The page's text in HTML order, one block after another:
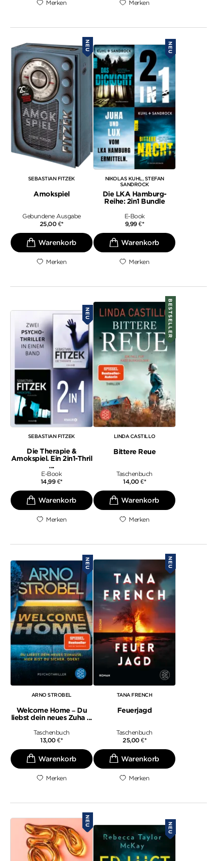
Merken Merken
NEU
SEBASTIAN FITZEK
Amokspiel
Gebundene Ausgabe
25,00 €*
Merken
NEU
NIKOLAS KUHL STEFAN
SANDROCK
Die LKA Hamburg-
Reihe: 2in1 Bundle
E-Book
9,99€*
Merken
NEU
SEBASTIAN FITZEK
Die Therapie &
Amokspiel. Ein 2in1-Thril
...
E-Book
14,99 €*
Merken
BESTSELLER
LINDA CASTILLO
Bittere Reue
Taschenbuch
14,00€*
Merken
NEU
ARNO STROBEL
Welcome Home – Du
liebst dein neues Zuha ...
Taschenbuch
13,00€*
Merken
NEU
TANA FRENCH
Feuerjagd
Taschenbuch
25,00€*
Merken
NEU
NEU